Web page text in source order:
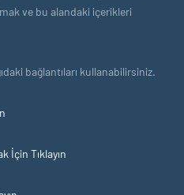
ve bu alandaki içerikleri
bağlantıları kullanabilirsiniz.
İçin Tıklayın